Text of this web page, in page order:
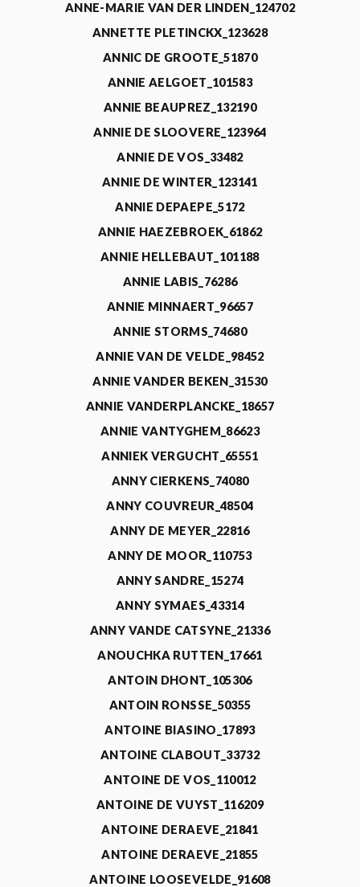
ANNE-MARIE VAN DER LINDEN_124702
ANNETTE PLETINCKX_123628
ANNIC DE GROOTE_51870
ANNIE AELGOET_101583
ANNIE BEAUPREZ_132190
ANNIE DE SLOOVERE_123964
ANNIE DE VOS_33482
ANNIE DE WINTER_123141
ANNIE DEPAEPE_5172
ANNIE HAEZEBROEK_61862
ANNIE HELLEBAUT_101188
ANNIE LABIS_76286
ANNIE MINNAERT_96657
ANNIE STORMS_74680
ANNIE VAN DE VELDE_98452
ANNIE VANDER BEKEN_31530
ANNIE VANDERPLANCKE_18657
ANNIE VANTYGHEM_86623
ANNIEK VERGUCHT_65551
ANNY CIERKENS_74080
ANNY COUVREUR_48504
ANNY DE MEYER_22816
ANNY DE MOOR_110753
ANNY SANDRE_15274
ANNY SYMAES_43314
ANNY VANDE CATSYNE_21336
ANOUCHKA RUTTEN_17661
ANTOIN DHONT_105306
ANTOIN RONSSE_50355
ANTOINE BIASINO_17893
ANTOINE CLABOUT_33732
ANTOINE DE VOS_110012
ANTOINE DE VUYST_116209
ANTOINE DERAEVE_21841
ANTOINE DERAEVE_21855
ANTOINE LOOSEVELDE_91608